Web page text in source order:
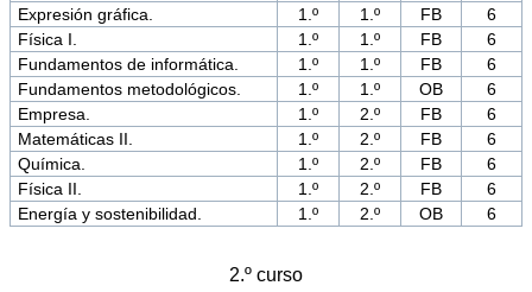
Expresión gráfica.
1.º 1.º FB
6
Física I.
1.º 1.º FB
6
Fundamentos de informática.
1.º 1.º FB
6
Fundamentos metodológicos.
1.º 1.º OB
6
Empresa.
1.º 2.º FB
6
Matemáticas II.
1.º 2.º FB
6
Química.
1.º 2.º FB
6
Física II.
1.º 2.º FB
6
Energía y sostenibilidad.
1.º 2.º OB 6
2.º curso